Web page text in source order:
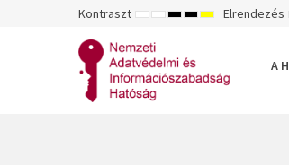
Kontraszt ALAPÉRTELMEZETT
ÉJSZAKAI
NAGY
FEHÉR
MÓD
NAGY
SÁRGA
MÓD
NAGY
MÓD
Elrendezés
A